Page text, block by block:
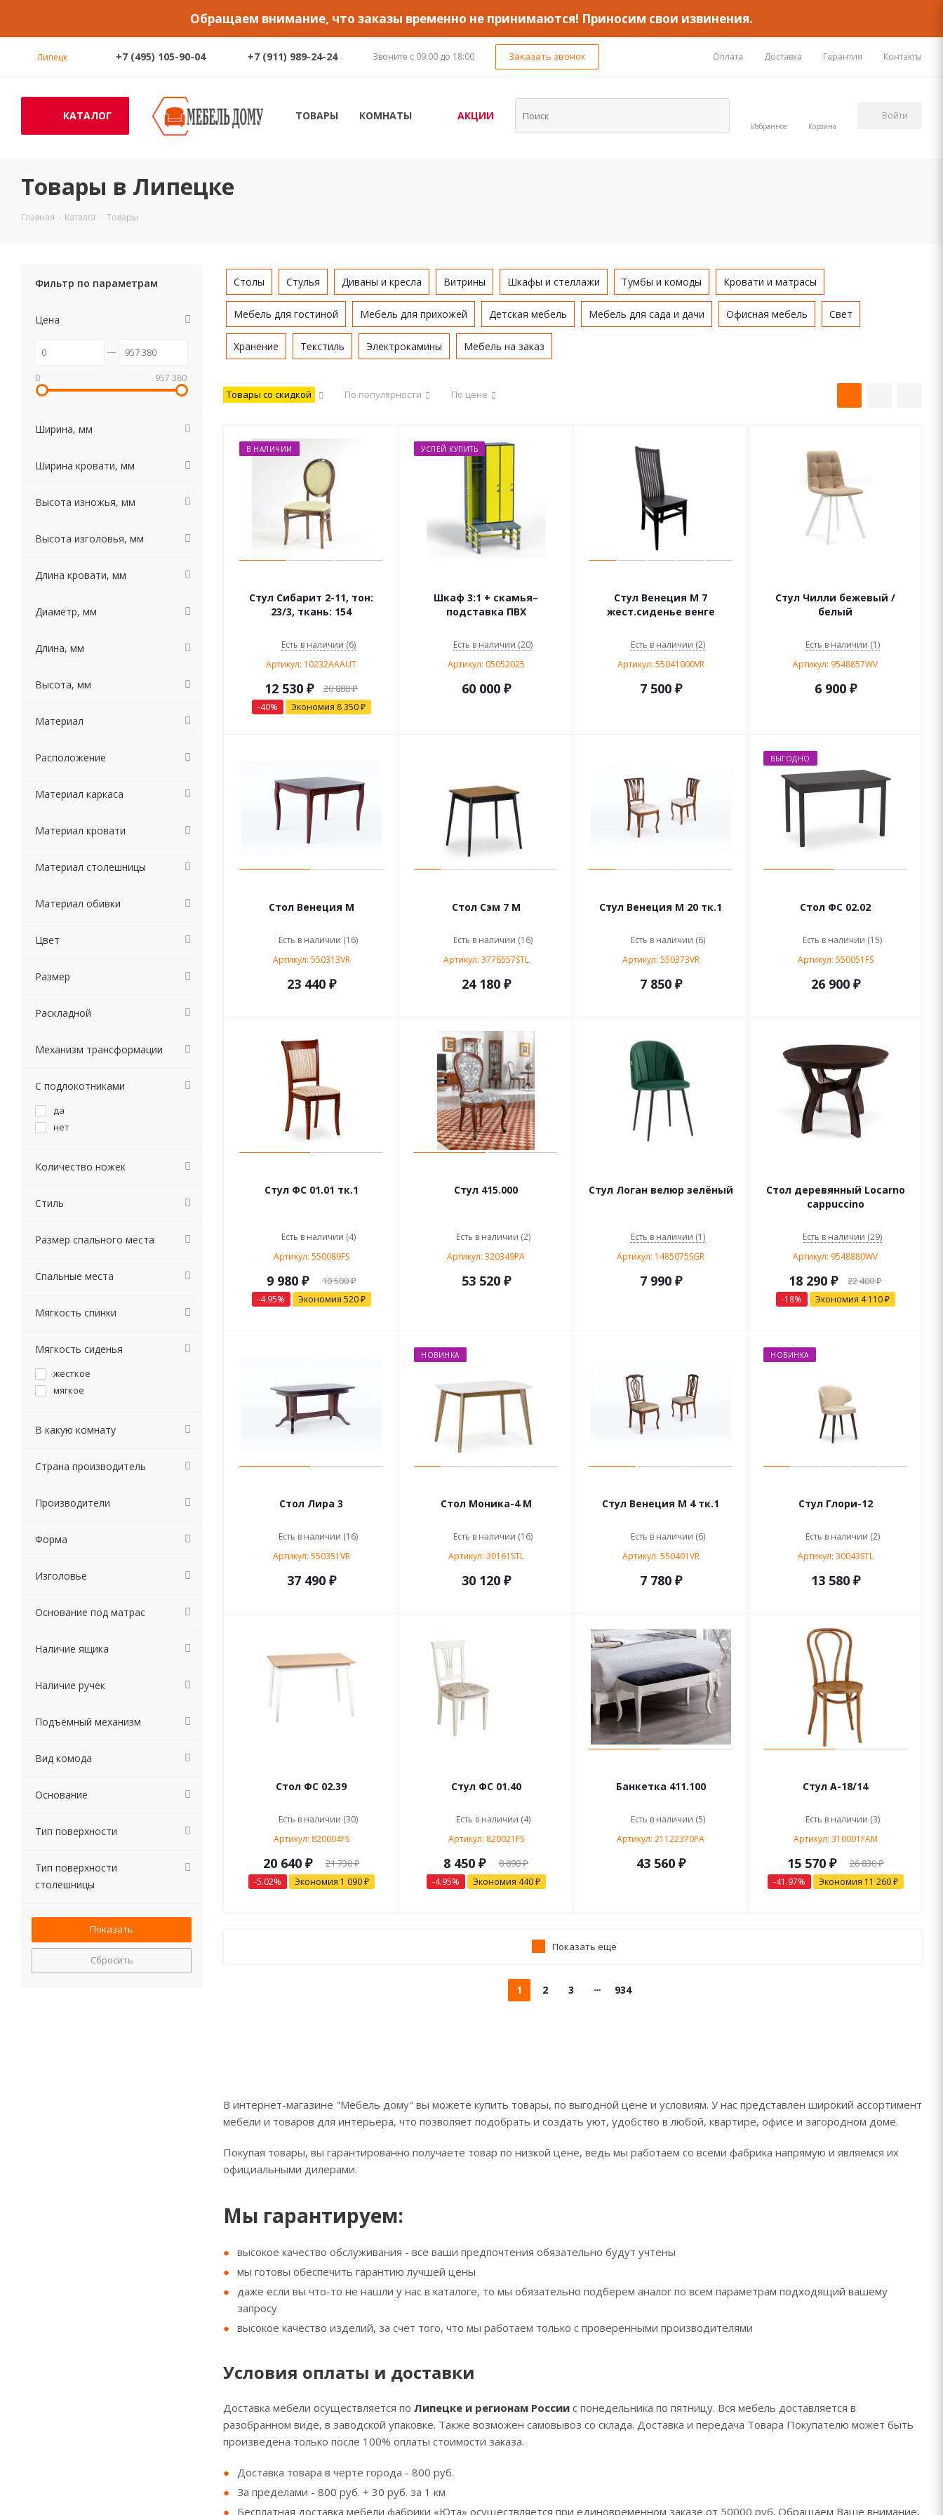
Обращаем внимание, что заказы временно не принимаются! Приносим свои извинения.
Липецк +7 (495) 105-90-04 +7 (911) 989-24-24 Звоните с 09:00 до 18:00 Заказать звонок Оплата Доставка Гарантия Контакты
КАТАЛОГ ТОВАРЫ КОМНАТЫ АКЦИИ
Избранное Корзина
Войти
Товары в Липецке
Главная - Каталог - Товары
Столы Стулья Диваны и кресла Витрины Шкафы и стеллажи Тумбы и комоды Кровати и матрасы
Мебель для гостиной Мебель для прихожей Детская мебель Мебель для сада и дачи Офисная мебель Свет
Хранение Текстиль Электрокамины Мебель на заказ
Товары со скидкой По популярности По цене
В НАЛИЧИИ
Стул Сибарит 2-11, тон:
23/3, ткань: 154
Есть в наличии (6)
Артикул: 10232AAAUT
12 530 ₽ 20 880₽
-40% Экономия 8 350₽
УСПЕЙ КУПИТЬ
Шкаф 3:1 + скамья–
подставка ПВХ
Есть в наличии (20)
Артикул: 05052025
60 000₽
Стул Венеция М 7
жест.сиденье венге
Есть в наличии (2)
Артикул: 55041000VR
7 500₽
Стул Чилли бежевый /
белый
Есть в наличии (1)
Артикул: 9548857WV
6 900₽
Стол Венеция М
Есть в наличии (16)
Артикул: 550313VR
23 440 ₽
Стол Сэм 7 М
Есть в наличии (16)
Артикул: 3776557STL
24 180 ₽
Стул Венеция М 20 тк.1
Есть в наличии (6)
Артикул: 550373VR
7 850 ₽
ВЫГОДНО
Стол ФС 02.02
Есть в наличии (15)
Артикул: 550051FS
26 900 ₽
Стул ФС 01.01 тк.1
Есть в наличии (4)
Артикул: 550089FS
9 980 ₽ 10 500 ₽
-4.95% Экономия 520 ₽
Стул 415.000
Есть в наличии (2)
Артикул: 320349PA
53 520 ₽
Стул Логан велюр зелёный
Есть в наличии (1)
Артикул: 1485075SGR
7 990₽
Стол деревянный Locarno
cappuccino
Есть в наличии (29)
Артикул: 9548880WV
18 290 ₽ 22 400₽
-18% Экономия 4 110₽
Стол Лира 3
Есть в наличии (16)
Артикул: 550351VR
37 490 ₽
НОВИНКА
Стол Моника-4 М
Есть в наличии (16)
Артикул: 30161STL
30 120 ₽
Стул Венеция М 4 тк.1
Есть в наличии (6)
Артикул: 550401VR
7 780 ₽
НОВИНКА
Стул Глори-12
Есть в наличии (2)
Артикул: 30043STL
13 580 ₽
Стол ФС 02.39
Есть в наличии (30)
Артикул: 820004FS
20 640 ₽ 21 730 ₽
-5.02% Экономия 1 090 ₽
Стул ФС 01.40
Есть в наличии (4)
Артикул: 820021FS
8 450 ₽ 8 890 ₽
-4.95% Экономия 440 ₽
Банкетка 411.100
Есть в наличии (5)
Артикул: 21122370PA
43 560 ₽
Стул А-18/14
Есть в наличии (3)
Артикул: 310001FAM
15 570 ₽ 26 830 ₽
-41.97% Экономия 11 260 ₽
Показать еще
1 2 3 934
В интернет-магазине "Мебель дому" вы можете купить товары, по выгодной цене и условиям. У нас представлен широкий ассортимент
мебели и товаров для интерьера, что позволяет подобрать и создать уют, удобство в любой, квартире, офисе и загородном доме.
Покупая товары, вы гарантированно получаете товар по низкой цене, ведь мы работаем со всеми фабрика напрямую и являемся их
официальными дилерами.
Мы гарантируем:
высокое качество обслуживания - все ваши предпочтения обязательно будут учтены
мы готовы обеспечить гарантию лучшей цены
даже если вы что-то не нашли у нас в каталоге, то мы обязательно подберем аналог по всем параметрам подходящий вашему
запросу
высокое качество изделий, за счет того, что мы работаем только с проверенными производителями
Условия оплаты и доставки
Доставка мебели осуществляется по Липецке и регионам России с понедельника по пятницу. Вся мебель доставляется в
разобранном виде, в заводской упаковке. Также возможен самовывоз со склада. Доставка и передача Товара Покупателю может быть
произведена только после 100% оплаты стоимости заказа.
Доставка товара в черте города - 800 руб.
За пределами - 800 руб. + 30 руб. за 1 км
Бесплатная доставка мебели фабрики «Юта» осуществляется при единовременном заказе от 50000 руб. Обращаем Ваше внимание,
Фильтр по параметрам
Цена
0 957 380
Ширина, мм
Ширина кровати, мм
Высота изножья, мм
Высота изголовья, мм
Длина кровати, мм
Диаметр, мм
Длина, мм
Высота, мм
Материал
Расположение
Материал каркаса
Материал кровати
Материал столешницы
Материал обивки
Цвет
Размер
Раскладной
Механизм трансформации
С подлокотниками
да
нет
Количество ножек
Стиль
Размер спального места
Спальные места
Мягкость спинки
Мягкость сиденья
жесткое
мягкое
В какую комнату
Страна производитель
Производители
Форма
Изголовье
Основание под матрас
Наличие ящика
Наличие ручек
Подъёмный механизм
Вид комода
Основание
Тип поверхности
Тип поверхности
столешницы
Сбросить